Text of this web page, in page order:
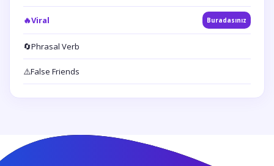
🔥Viral Buradasınız
🔄Phrasal Verb
⚠️False Friends